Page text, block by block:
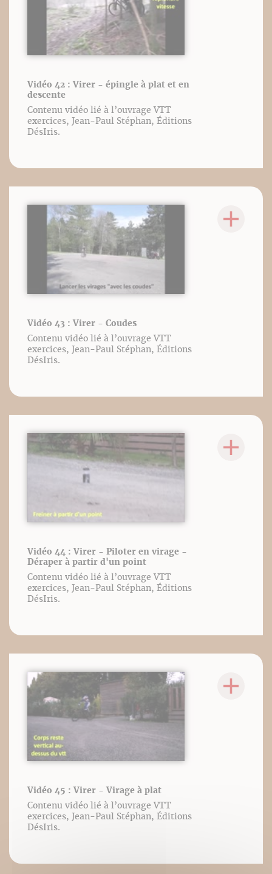
Vidéo 42 : Virer - épingle à plat et en
descente
Contenu vidéo lié à l’ouvrage VTT
exercices, Jean-Paul Stéphan, Éditions
DésIris.
Vidéo 43 : Virer - Coudes
Contenu vidéo lié à l’ouvrage VTT
exercices, Jean-Paul Stéphan, Éditions
DésIris.
Vidéo 44 : Virer - Piloter en virage -
Déraper à partir d'un point
Contenu vidéo lié à l’ouvrage VTT
exercices, Jean-Paul Stéphan, Éditions
DésIris.
Vidéo 45 : Virer - Virage à plat
Contenu vidéo lié à l’ouvrage VTT
exercices, Jean-Paul Stéphan, Éditions
DésIris.